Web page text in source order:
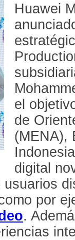
Huawei
el
de
(MENA),
digital
por
.